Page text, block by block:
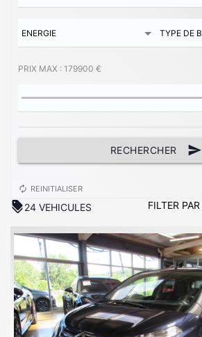
PRIX MAX : 179900 €
RECHERCHER send
autorenew REINITIALISER
discount24 VEHICULES